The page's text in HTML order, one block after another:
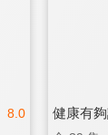
8.0